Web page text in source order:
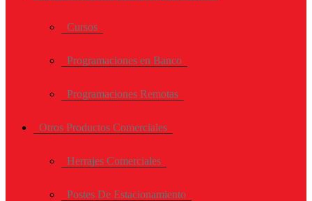
Cursos
Programaciones en Banco
Programaciones Remotas
Otros Productos Comerciales
Herrajes Comerciales
Postes De Estacionamiento